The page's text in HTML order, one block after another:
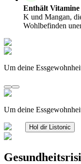
Enthält
K und Mangan,
Wohlbefinden
Um deine
Um deine
Hol dir Listonic